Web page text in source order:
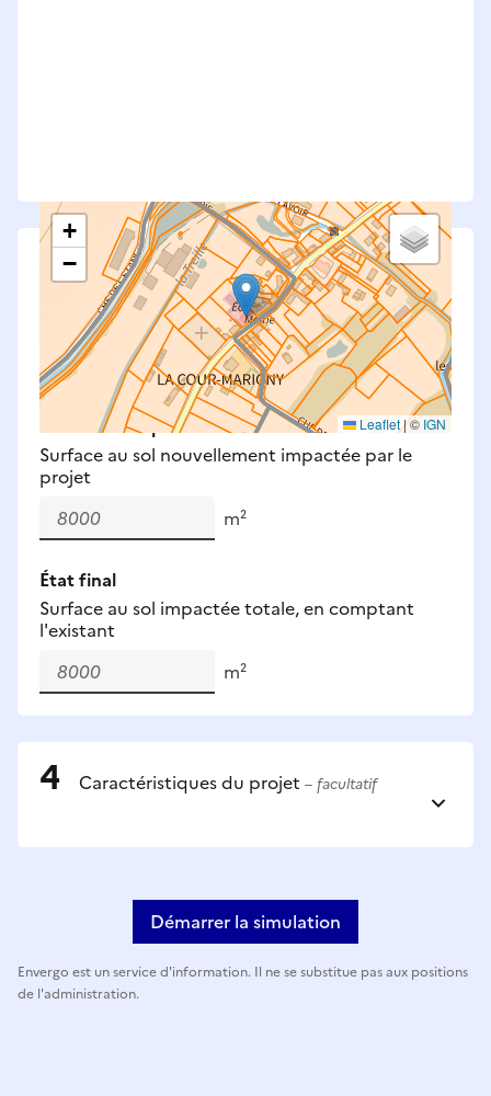
+
−
Leaflet|© IGN
Saisissez les surfaces aménagées par le projet
Surfaces à prendre en compte : bâti, voirie,
espaces verts, remblais et bassins — impacts
définitifs et temporaires (travaux).
Nouveaux impacts
Surface au sol nouvellement impactée par le
projet
m²
État final
Surface au sol impactée totale, en comptant
l'existant
m²
Caractéristiques du projet – facultatif
Démarrer la simulation
Envergo est un service d'information. Il ne se substitue pas aux positions
de l'administration.